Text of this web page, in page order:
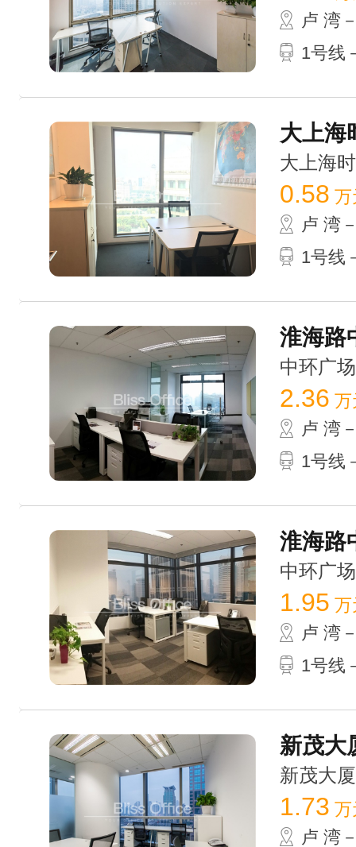
卢 湾
1号线
大上海
大上海
0.58 万
卢 湾
1号线
淮海路
中环广
2.36 万
卢 湾
1号线
淮海路
中环广
1.95 万
卢 湾
1号线
新茂大
新茂大
1.73 万
卢 湾